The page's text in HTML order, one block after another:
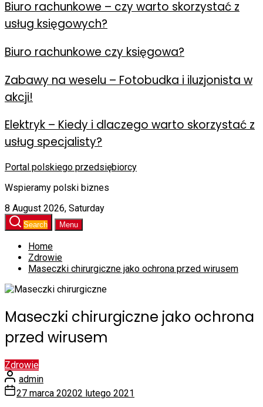
Biuro rachunkowe – czy warto skorzystać z
usług księgowych?
Biuro rachunkowe czy księgowa?
Zabawy na weselu – Fotobudka i iluzjonista w
akcji!
Elektryk – Kiedy i dlaczego warto skorzystać z
usług specjalisty?
Portal polskiego przedsiębiorcy
Wspieramy polski biznes
8 August 2026, Saturday
Search Menu
Home
Zdrowie
Maseczki chirurgiczne jako ochrona przed wirusem
Maseczki chirurgiczne jako ochrona
przed wirusem
Zdrowie
admin
27 marca 20202 lutego 2021